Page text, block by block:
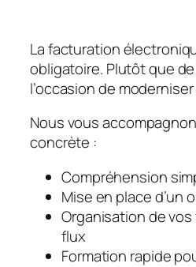
La facturation
obligatoire. Plutôt que de
l’occasion de
Nous vous
concrète :
Compréhension
Mise en place d’un
Organisation de
flux
Formation rapide